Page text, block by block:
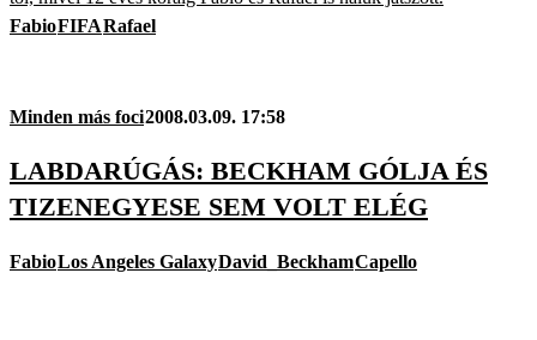
FabioFIFARafael
Minden más foci2008.03.09. 17:58
LABDARÚGÁS: BECKHAM GÓLJA ÉS
TIZENEGYESE SEM VOLT ELÉG
FabioLos Angeles GalaxyDavid_BeckhamCapello